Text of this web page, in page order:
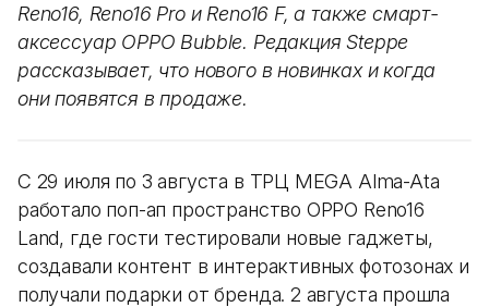
Reno16, Reno16 Pro и Reno16 F, а также смарт-
аксессуар OPPO Bubble. Редакция Steppe
рассказывает, что нового в новинках и когда
они появятся в продаже.
С 29 июля по 3 августа в ТРЦ MEGA Alma-Ata
работало поп-ап пространство OPPO Reno16
Land, где гости тестировали новые гаджеты,
создавали контент в интерактивных фотозонах и
получали подарки от бренда. 2 августа прошла